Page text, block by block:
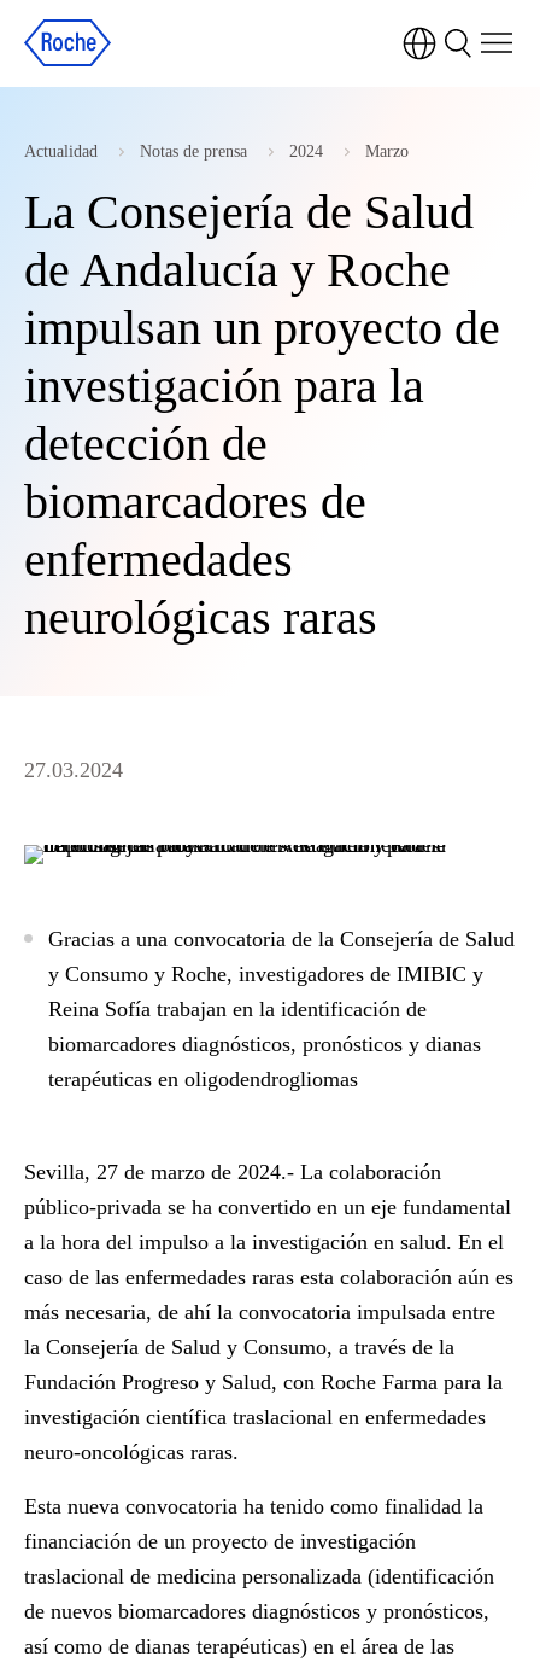
Actualidad Notas de prensa 2024 Marzo
La Consejería de Salud
de Andalucía y Roche
impulsan un proyecto de
investigación para la
detección de
biomarcadores de
enfermedades
neurológicas raras
27.03.2024
Gracias a una convocatoria de la Consejería de Salud
y Consumo y Roche, investigadores de IMIBIC y
Reina Sofía trabajan en la identificación de
biomarcadores diagnósticos, pronósticos y dianas
terapéuticas en oligodendrogliomas
Sevilla, 27 de marzo de 2024.- La colaboración
público-privada se ha convertido en un eje fundamental
a la hora del impulso a la investigación en salud. En el
caso de las enfermedades raras esta colaboración aún es
más necesaria, de ahí la convocatoria impulsada entre
la Consejería de Salud y Consumo, a través de la
Fundación Progreso y Salud, con Roche Farma para la
investigación científica traslacional en enfermedades
neuro-oncológicas raras.
Esta nueva convocatoria ha tenido como finalidad la
financiación de un proyecto de investigación
traslacional de medicina personalizada (identificación
de nuevos biomarcadores diagnósticos y pronósticos,
así como de dianas terapéuticas) en el área de las